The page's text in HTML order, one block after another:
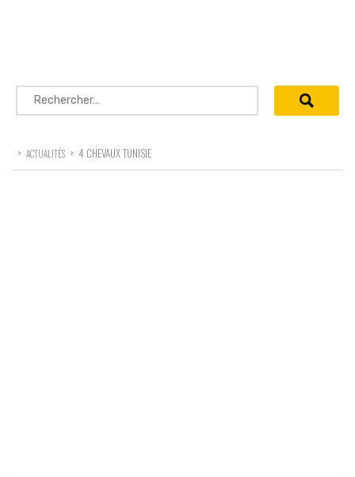
Rechercher :
> ACTUALITÉS > 4 CHEVAUX TUNISIE